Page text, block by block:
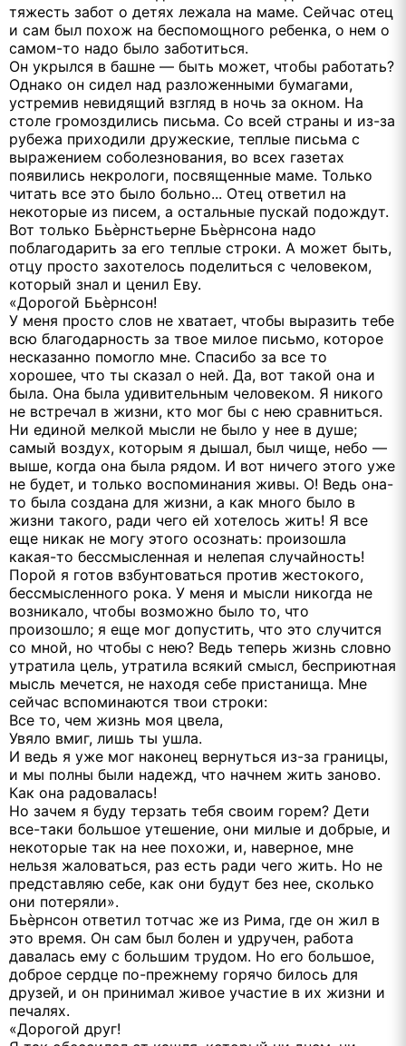
тяжесть забот о детях лежала на маме. Сейчас отец
и сам был похож на беспомощного ребенка, о нем о
самом-то надо было заботиться.
Он укрылся в башне — быть может, чтобы работать?
Однако он сидел над разложенными бумагами,
устремив невидящий взгляд в ночь за окном. На
столе громоздились письма. Со всей страны и из-за
рубежа приходили дружеские, теплые письма с
выражением соболезнования, во всех газетах
появились некрологи, посвященные маме. Только
читать все это было больно... Отец ответил на
некоторые из писем, а остальные пускай подождут.
Вот только Бьѐрнстьерне Бьѐрнсона надо
поблагодарить за его теплые строки. А может быть,
отцу просто захотелось поделиться с человеком,
который знал и ценил Еву.
«Дорогой Бьѐрнсон!
У меня просто слов не хватает, чтобы выразить тебе
всю благодарность за твое милое письмо, которое
несказанно помогло мне. Спасибо за все то
хорошее, что ты сказал о ней. Да, вот такой она и
была. Она была удивительным человеком. Я никого
не встречал в жизни, кто мог бы с нею сравниться.
Ни единой мелкой мысли не было у нее в душе;
самый воздух, которым я дышал, был чище, небо —
выше, когда она была рядом. И вот ничего этого уже
не будет, и только воспоминания живы. О! Ведь она-
то была создана для жизни, а как много было в
жизни такого, ради чего ей хотелось жить! Я все
еще никак не могу этого осознать: произошла
какая-то бессмысленная и нелепая случайность!
Порой я готов взбунтоваться против жестокого,
бессмысленного рока. У меня и мысли никогда не
возникало, чтобы возможно было то, что
произошло; я еще мог допустить, что это случится
со мной, но чтобы с нею? Ведь теперь жизнь словно
утратила цель, утратила всякий смысл, бесприютная
мысль мечется, не находя себе пристанища. Мне
сейчас вспоминаются твои строки:
Все то, чем жизнь моя цвела,
Увяло вмиг, лишь ты ушла.
И ведь я уже мог наконец вернуться из-за границы,
и мы полны были надежд, что начнем жить заново.
Как она радовалась!
Но зачем я буду терзать тебя своим горем? Дети
все-таки большое утешение, они милые и добрые, и
некоторые так на нее похожи, и, наверное, мне
нельзя жаловаться, раз есть ради чего жить. Но не
представляю себе, как они будут без нее, сколько
они потеряли».
Бьѐрнсон ответил тотчас же из Рима, где он жил в
это время. Он сам был болен и удручен, работа
давалась ему с большим трудом. Но его большое,
доброе сердце по-прежнему горячо билось для
друзей, и он принимал живое участие в их жизни и
печалях.
«Дорогой друг!